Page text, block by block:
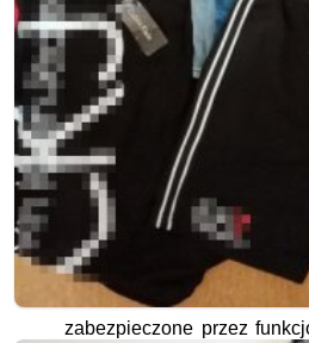
zabezpieczone przez